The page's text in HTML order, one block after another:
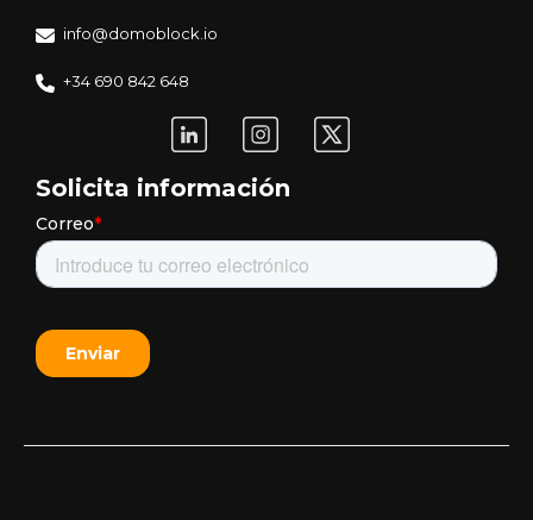
info@domoblock.io
+34 690 842 648
Solicita información